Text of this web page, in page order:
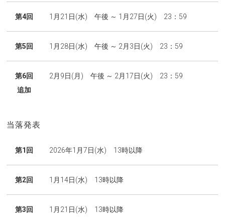
第4回 1月21日(水) 午後 ～ 1月27日(火) 23：59
第5回 1月28日(水) 午後 ～ 2月3日(火) 23：59
第6回
追加
2月9日(月) 午後 ～ 2月17日(火) 23：59
当落発表
第1回 2026年1月7日(水) 13時以降
第2回 1月14日(水) 13時以降
第3回 1月21日(水) 13時以降